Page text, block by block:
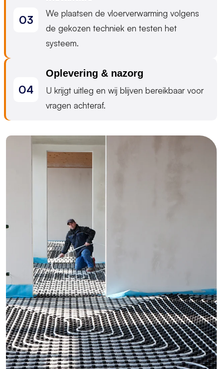
We plaatsen de vloerverwarming volgens
de gekozen techniek en testen het
systeem.
Oplevering & nazorg
U krijgt uitleg en wij blijven bereikbaar voor
vragen achteraf.